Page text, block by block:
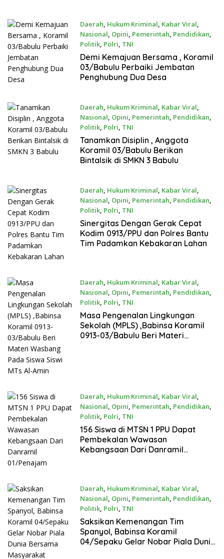
Daerah, Hukum Kriminal, Kabar Viral,
Nasional, Opini, Pemerintah, Pendidikan,
Politik, Polri, TNI
Juli 16, 2026
Demi Kemajuan Bersama , Koramil
03/Babulu Perbaiki Jembatan
Penghubung Dua Desa
Daerah, Hukum Kriminal, Kabar Viral,
Nasional, Opini, Pemerintah, Pendidikan,
Politik, Polri, TNI
Juli 16, 2026
Tanamkan Disiplin , Anggota
Koramil 03/Babulu Berikan
Bintalsik di SMKN 3 Babulu
Daerah, Hukum Kriminal, Kabar Viral,
Nasional, Opini, Pemerintah, Pendidikan,
Politik, Polri, TNI
Juli 16, 2026
Sinergitas Dengan Gerak Cepat
Kodim 0913/PPU dan Polres Bantu
Tim Padamkan Kebakaran Lahan
Daerah, Hukum Kriminal, Kabar Viral,
Nasional, Opini, Pemerintah, Pendidikan,
Politik, Polri, TNI
Juli 15, 2026
Masa Pengenalan Lingkungan
Sekolah (MPLS) ,Babinsa Koramil
0913-03/Babulu Beri Materi
Daerah, Hukum Kriminal, Kabar Viral,
Nasional, Opini, Pemerintah, Pendidikan,
Politik, Polri, TNI
Juli 15, 2026
156 Siswa di MTSN 1 PPU Dapat
Pembekalan Wawasan
Kebangsaan Dari Danramil
Daerah, Hukum Kriminal, Kabar Viral,
Nasional, Opini, Pemerintah, Pendidikan,
Politik, Polri, TNI
Juli 15, 2026
Saksikan Kemenangan Tim
Spanyol, Babinsa Koramil
04/Sepaku Gelar Nobar Piala Dunia